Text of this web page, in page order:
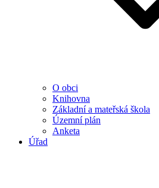
O obci
Knihovna
Základní a mateřská škola
Územní plán
Anketa
Úřad